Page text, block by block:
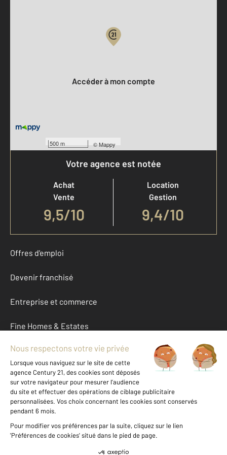
500 m ©Mappy
Accéder à mon compte
Votre agence est notée
Achat
Vente
9,5/10
Location
Gestion
9,4/10
Offres d'emploi
Devenir franchisé
Entreprise et commerce
Fine Homes & Estates
À propos
International
Nous contacter